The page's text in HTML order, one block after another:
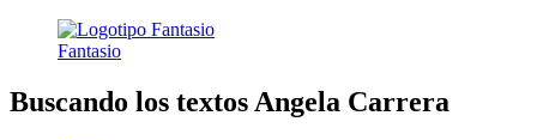
Fantasio
Buscando los textos Angela Carrera